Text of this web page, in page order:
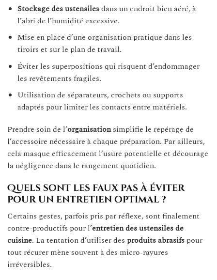
Stockage des ustensilesdans un endroit bien aéré, à
l’abri de l’humidité excessive.
Mise en place d’une organisation pratique dans les
tiroirs et sur le plan de travail.
Éviter les superpositions qui risquent d’endommager
les revêtements fragiles.
Utilisation de séparateurs, crochets ou supports
adaptés pour limiter les contacts entre matériels.
Prendre soin de l’organisationsimplifie le repérage de
l’accessoire nécessaire à chaque préparation. Par ailleurs,
cela masque efficacement l’usure potentielle et décourage
la négligence dans le rangement quotidien.
Quels sont les faux pas à éviter
pour un entretien optimal ?
Certains gestes, parfois pris par réflexe, sont finalement
contre-productifs pour l’entretien des ustensiles de
cuisine. La tentation d’utiliser des produits abrasifs pour
tout récurer mène souvent à des micro-rayures
irréversibles.